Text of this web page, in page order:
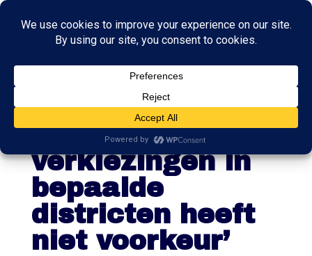
Omtzigt:
‘Meedoen met
verkiezingen in
bepaalde
districten heeft
niet voorkeur’